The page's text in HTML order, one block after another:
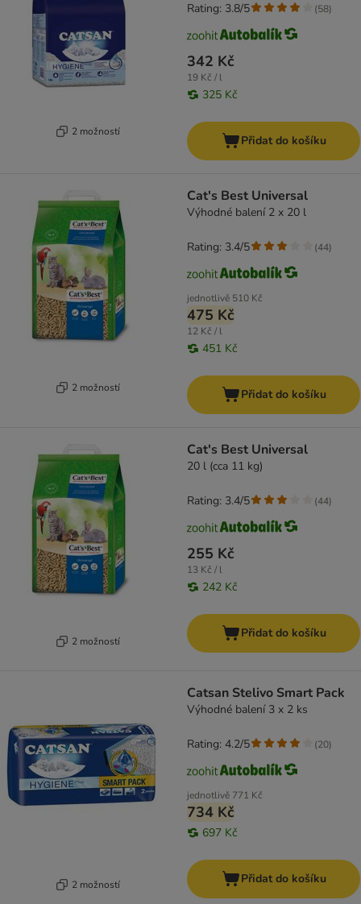
2 možností
342 Kč
19 Kč / l
325 Kč
Rating: 3.8/5 (58)
Přidat do košíku
2 možností
Cat's Best Universal
Výhodné balení 2 x 20 l
jednotlivě 510 Kč
475 Kč
12 Kč / l
451 Kč
Rating: 3.4/5 (44)
Přidat do košíku
2 možností
Cat's Best Universal
20 l (cca 11 kg)
255 Kč
13 Kč / l
242 Kč
Rating: 3.4/5 (44)
Přidat do košíku
2 možností
Catsan Stelivo Smart Pack
Výhodné balení 3 x 2 ks
jednotlivě 771 Kč
734 Kč
697 Kč
Rating: 4.2/5 (20)
Přidat do košíku